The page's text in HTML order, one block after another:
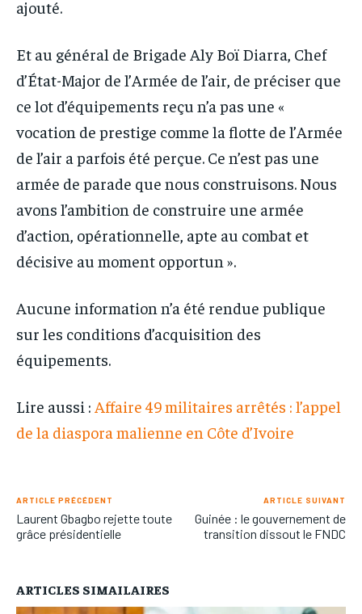
ajouté.
Et au général de Brigade Aly Boï Diarra, Chef
d’État-Major de l’Armée de l’air, de préciser que
ce lot d’équipements reçu n’a pas une «
vocation de prestige comme la flotte de l’Armée
de l’air a parfois été perçue. Ce n’est pas une
armée de parade que nous construisons. Nous
avons l’ambition de construire une armée
d’action, opérationnelle, apte au combat et
décisive au moment opportun ».
Aucune information n’a été rendue publique
sur les conditions d’acquisition des
équipements.
Lire aussi : Affaire 49 militaires arrêtés : l’appel
de la diaspora malienne en Côte d’Ivoire
ARTICLE PRÉCÉDENT
Laurent Gbagbo rejette toute
grâce présidentielle
ARTICLE SUIVANT
Guinée : le gouvernement de
transition dissout le FNDC
ARTICLES SIMAILAIRES